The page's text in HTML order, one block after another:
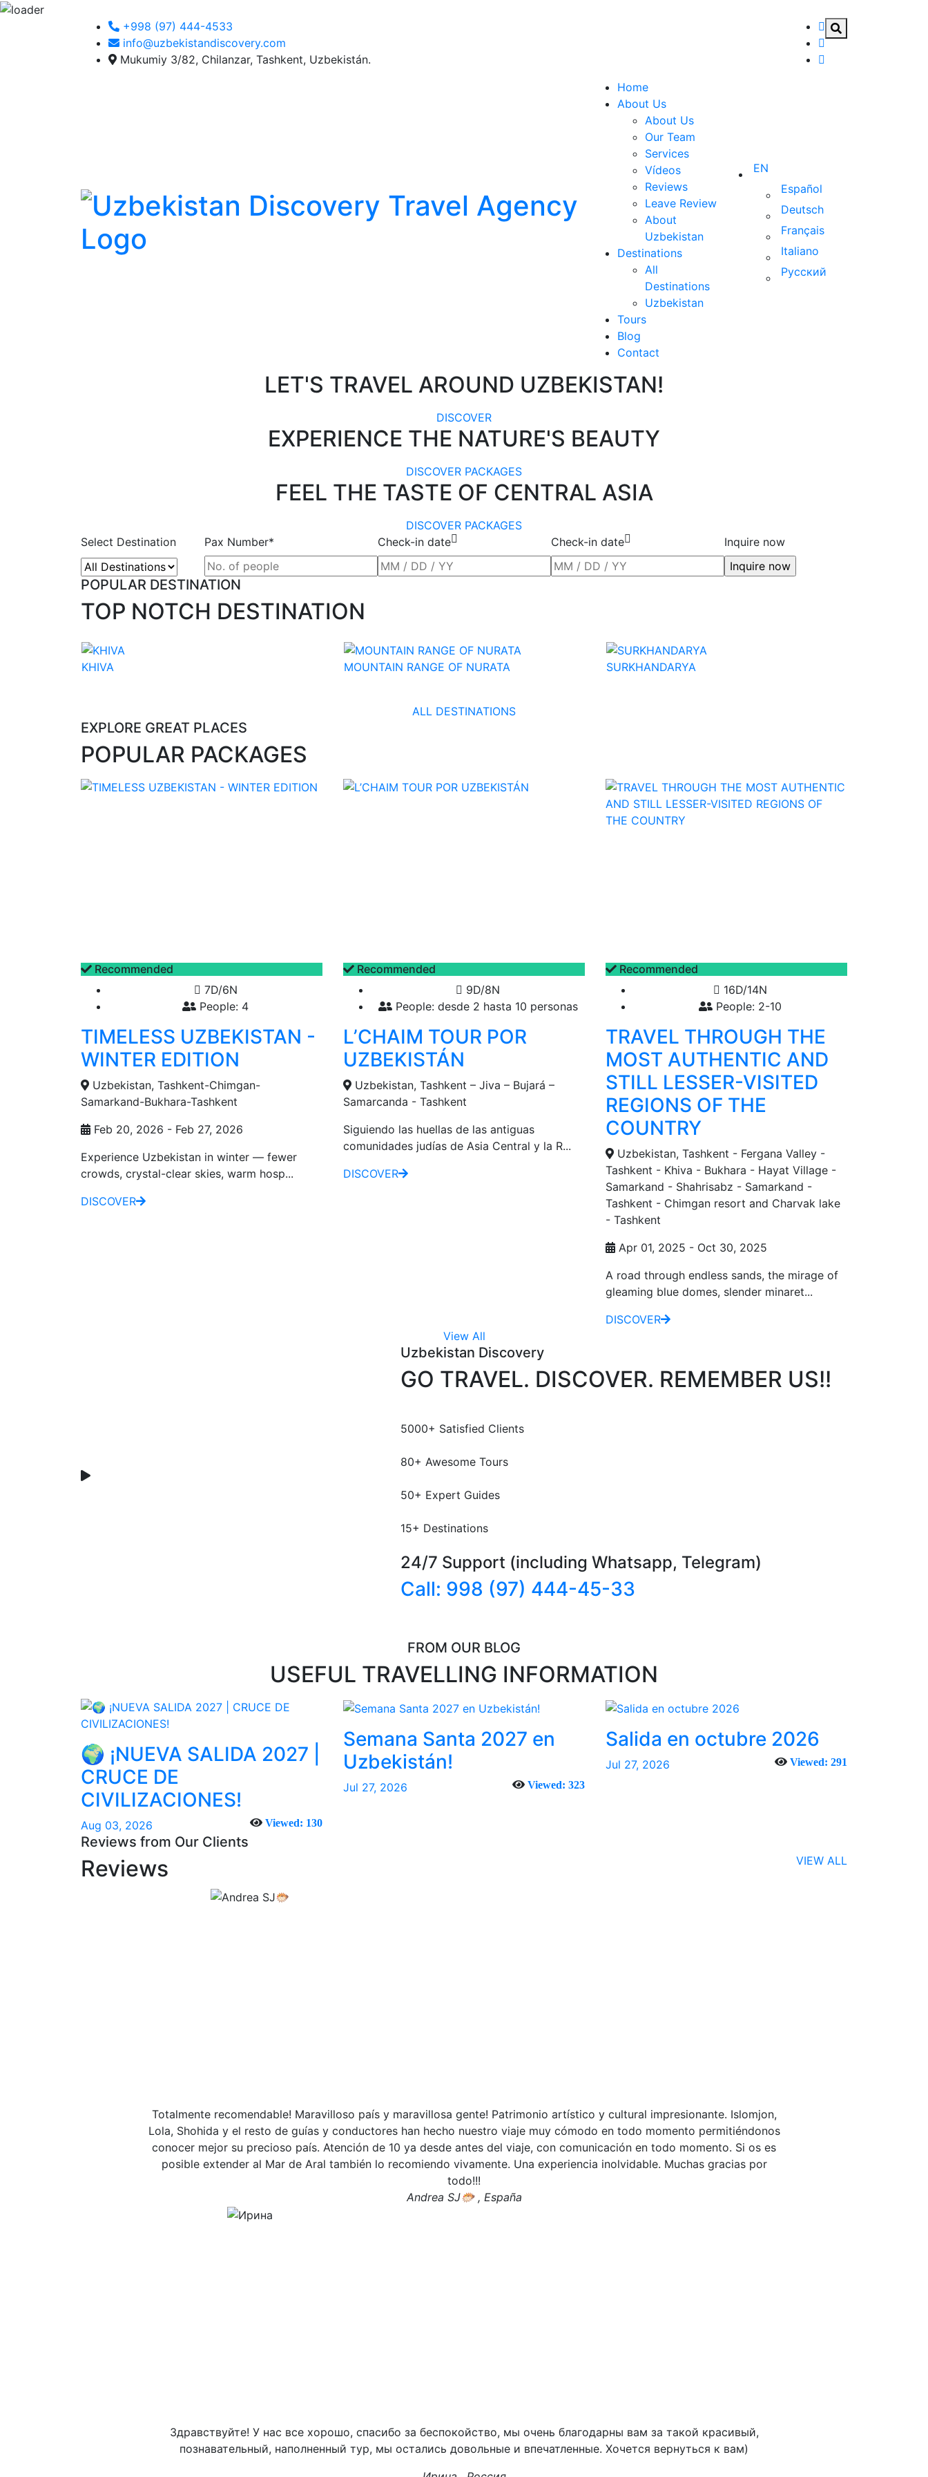
+998 (97) 444-4533
info@uzbekistandiscovery.com
Mukumiy 3/82, Chilanzar, Tashkent, Uzbekistán.
Home
About Us
About Us
Our Team
Services
Vídeos
Reviews
Leave Review
About
Uzbekistan
Destinations
All
Destinations
Uzbekistan
Tours
Blog
Contact
EN
Español
Deutsch
Français
Italiano
Русский
LET'S TRAVEL AROUND UZBEKISTAN!
DISCOVER
EXPERIENCE THE NATURE'S BEAUTY
DISCOVER PACKAGES
FEEL THE TASTE OF CENTRAL ASIA
DISCOVER PACKAGES
Select Destination
Pax Number* Check-in date Check-in date Inquire now
POPULAR DESTINATION
TOP NOTCH DESTINATION
KHIVA
MOUNTAIN RANGE OF NURATA
SURKHANDARYA
ALL DESTINATIONS
EXPLORE GREAT PLACES
POPULAR PACKAGES
Recommended
7D/6N
People: 4
TIMELESS UZBEKISTAN -
WINTER EDITION
Uzbekistan, Tashkent-Chimgan-
Samarkand-Bukhara-Tashkent
Feb 20, 2026 - Feb 27, 2026
Experience Uzbekistan in winter — fewer
crowds, crystal-clear skies, warm hosp...
DISCOVER
Recommended
9D/8N
People: desde 2 hasta 10 personas
L’CHAIM TOUR POR
UZBEKISTÁN
Uzbekistan, Tashkent – Jiva – Bujará –
Samarcanda - Tashkent
Siguiendo las huellas de las antiguas
comunidades judías de Asia Central y la R...
DISCOVER
Recommended
16D/14N
People: 2-10
TRAVEL THROUGH THE
MOST AUTHENTIC AND
STILL LESSER-VISITED
REGIONS OF THE
COUNTRY
Uzbekistan, Tashkent - Fergana Valley -
Tashkent - Khiva - Bukhara - Hayat Village -
Samarkand - Shahrisabz - Samarkand -
Tashkent - Chimgan resort and Charvak lake
- Tashkent
Apr 01, 2025 - Oct 30, 2025
A road through endless sands, the mirage of
gleaming blue domes, slender minaret...
DISCOVER
View All
Uzbekistan Discovery
GO TRAVEL. DISCOVER. REMEMBER US!!
5000+ Satisfied Clients
80+ Awesome Tours
50+ Expert Guides
15+ Destinations
24/7 Support (including Whatsapp, Telegram)
Call: 998 (97) 444-45-33
FROM OUR BLOG
USEFUL TRAVELLING INFORMATION
🌍 ¡NUEVA SALIDA 2027 |
CRUCE DE
CIVILIZACIONES!
Aug 03, 2026 Viewed: 130
Semana Santa 2027 en
Uzbekistán!
Jul 27, 2026 Viewed: 323
Salida en octubre 2026
Jul 27, 2026 Viewed: 291
Reviews from Our Clients
Reviews VIEW ALL
Totalmente recomendable! Maravilloso país y maravillosa gente! Patrimonio artístico y cultural impresionante. Islomjon,
Lola, Shohida y el resto de guías y conductores han hecho nuestro viaje muy cómodo en todo momento permitiéndonos
conocer mejor su precioso país. Atención de 10 ya desde antes del viaje, con comunicación en todo momento. Si os es
posible extender al Mar de Aral también lo recomiendo vivamente. Una experiencia inolvidable. Muchas gracias por
todo!!!
Andrea SJ🐡 , España
Здравствуйте! У нас все хорошо, спасибо за беспокойство, мы очень благодарны вам за такой красивый,
познавательный, наполненный тур, мы остались довольные и впечатленные. Хочется вернуться к вам)